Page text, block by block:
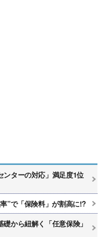
ターの対応」満足度1位
”で「保険料」が割高に!?
から紐解く「任意保険」